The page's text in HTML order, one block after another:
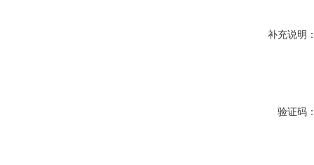
补充说明
验证码